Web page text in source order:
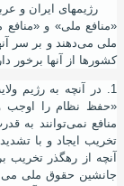
رﮊیمهای ایران و
«منافع ملی» و «منافع
ملی می‌دهند و بر سر
کشورها از آنها برخور
1. در آنچه به رﮊیم
«حفظ نظام را اوجب
منافع نمی‌توانند به
تخریب ایجاد و با
آنچه از رهگذر تخریب
جانشین حقوق ملی